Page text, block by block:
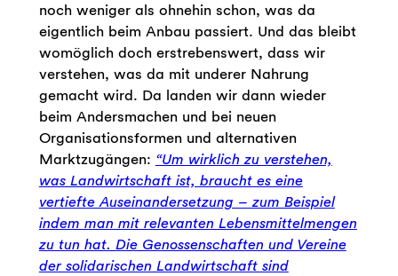
noch weniger als ohnehin schon, was da
eigentlich beim Anbau passiert. Und das bleibt
womöglich doch erstrebenswert, dass wir
verstehen, was da mit underer Nahrung
gemacht wird. Da landen wir dann wieder
beim Andersmachen und bei neuen
Organisationsformen und alternativen
Marktzugängen: “Um wirklich zu verstehen,
was Landwirtschaft ist, braucht es eine
vertiefte Auseinandersetzung – zum Beispiel
indem man mit relevanten Lebensmittelmengen
zu tun hat. Die Genossenschaften und Vereine
der solidarischen Landwirtschaft sind